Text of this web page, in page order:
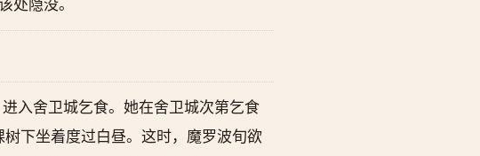
处隐没。
入舍卫城乞食。她在舍卫城次第乞食
下坐着度过白昼。这时，魔罗波旬欲